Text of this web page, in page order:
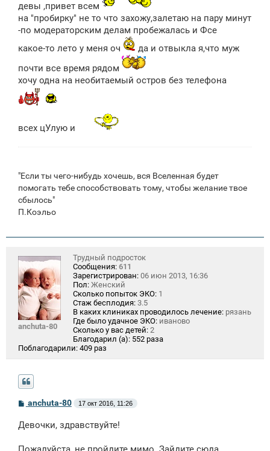
девы ,привет всем
на "пробирку" не то что захожу,залетаю на пару минут
-по модераторским делам пробежалась и Фсе
какое-то лето у меня оч
да и отвыкла я,что муж
почти все время рядом
хочу одна на необитаемый остров без телефона
всех цУлую и
"Если ты чего-нибудь хочешь, вся Вселенная будет
помогать тебе способствовать тому, чтобы желание твое
сбылось"
П.Коэльо
anchuta-80
Трудный подросток
Сообщения: 611
Зарегистрирован: 06 июн 2013, 16:36
Пол: Женский
Сколько попыток ЭКО: 1
Стаж бесплодия: 3.5
В каких клиниках проводилось лечение: рязань
Где было удачное ЭКО: иваново
Сколько у вас детей: 2
Благодарил (а): 552 раза
Поблагодарили: 409 раз
С
б
anchuta-80 17 окт 2016, 11:26
Девочки, здравствуйте!